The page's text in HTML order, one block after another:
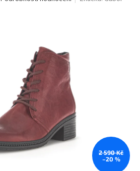
2 590 Kč
–20 %